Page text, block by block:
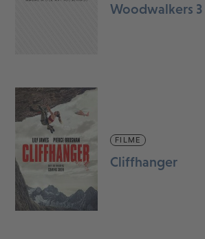
Woodwalkers 3
FILME
Cliffhanger